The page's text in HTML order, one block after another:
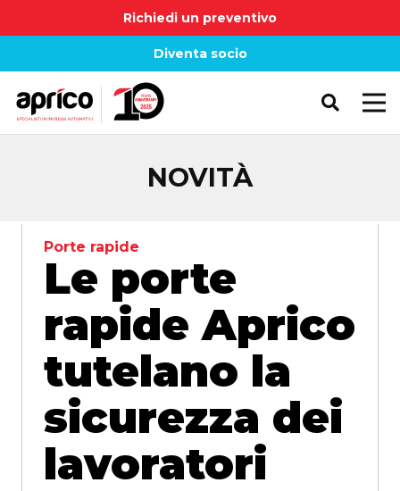
Richiedi un preventivo
Diventa socio
NOVITÀ
Porte rapide
Le porte
rapide Aprico
tutelano la
sicurezza dei
lavoratori